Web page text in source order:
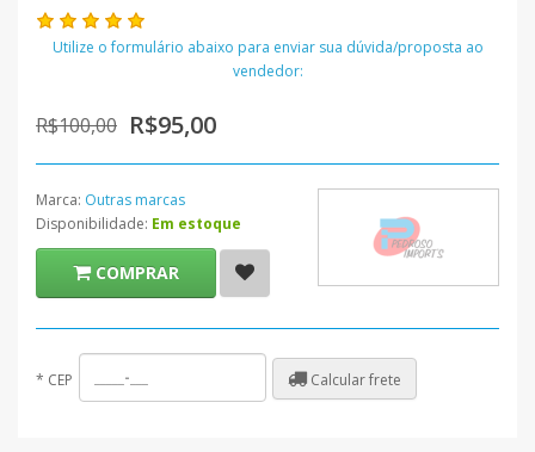
Utilize o formulário abaixo para enviar sua dúvida/proposta ao
vendedor:
R$100,00 R$95,00
Marca: Outras marcas
Disponibilidade: Em estoque
COMPRAR
* CEP Calcular frete